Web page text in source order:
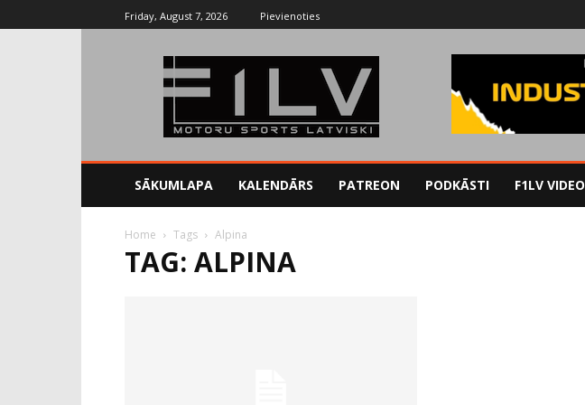
Friday, August 7, 2026 Pievienoties
SĀKUMLAPA KALENDĀRS PATREON PODKĀSTI F1LV VIDEO
Home Tags Alpina
TAG: ALPINA